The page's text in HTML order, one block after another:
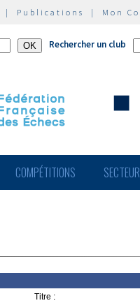
| Publications | Mon
Rechercher un club
COMPÉTITIONS
Titre :